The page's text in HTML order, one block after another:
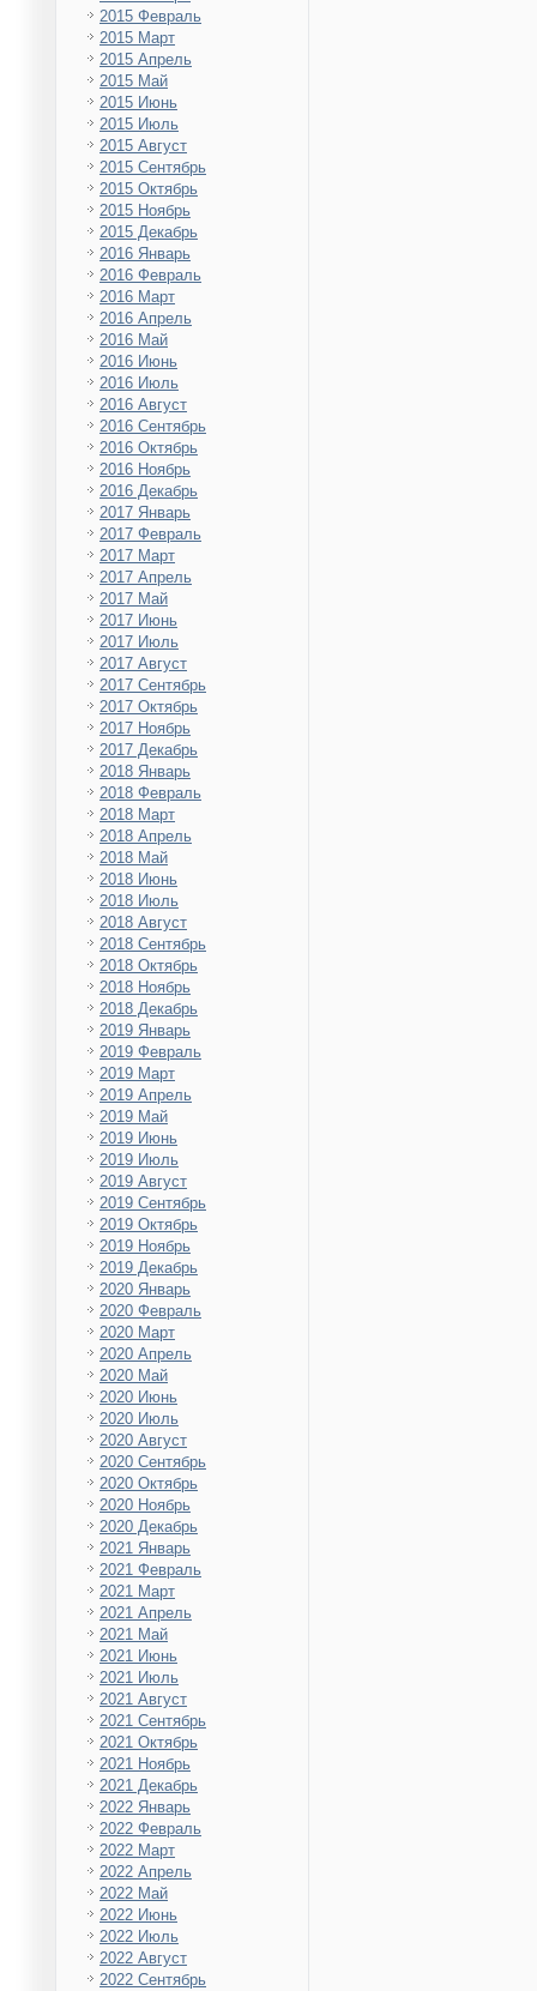
2015 Февраль
2015 Март
2015 Апрель
2015 Май
2015 Июнь
2015 Июль
2015 Август
2015 Сентябрь
2015 Октябрь
2015 Ноябрь
2015 Декабрь
2016 Январь
2016 Февраль
2016 Март
2016 Апрель
2016 Май
2016 Июнь
2016 Июль
2016 Август
2016 Сентябрь
2016 Октябрь
2016 Ноябрь
2016 Декабрь
2017 Январь
2017 Февраль
2017 Март
2017 Апрель
2017 Май
2017 Июнь
2017 Июль
2017 Август
2017 Сентябрь
2017 Октябрь
2017 Ноябрь
2017 Декабрь
2018 Январь
2018 Февраль
2018 Март
2018 Апрель
2018 Май
2018 Июнь
2018 Июль
2018 Август
2018 Сентябрь
2018 Октябрь
2018 Ноябрь
2018 Декабрь
2019 Январь
2019 Февраль
2019 Март
2019 Апрель
2019 Май
2019 Июнь
2019 Июль
2019 Август
2019 Сентябрь
2019 Октябрь
2019 Ноябрь
2019 Декабрь
2020 Январь
2020 Февраль
2020 Март
2020 Апрель
2020 Май
2020 Июнь
2020 Июль
2020 Август
2020 Сентябрь
2020 Октябрь
2020 Ноябрь
2020 Декабрь
2021 Январь
2021 Февраль
2021 Март
2021 Апрель
2021 Май
2021 Июнь
2021 Июль
2021 Август
2021 Сентябрь
2021 Октябрь
2021 Ноябрь
2021 Декабрь
2022 Январь
2022 Февраль
2022 Март
2022 Апрель
2022 Май
2022 Июнь
2022 Июль
2022 Август
2022 Сентябрь